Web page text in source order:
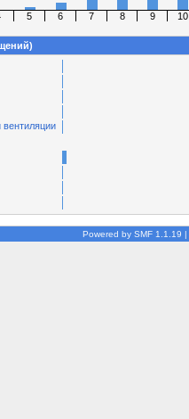
5 6 7 8 9 10
Powered by SMF 1.1.19 |